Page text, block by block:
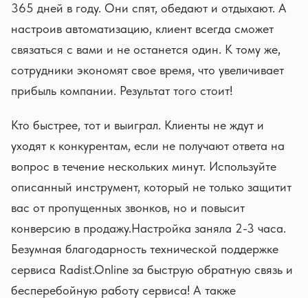
365 дней в году. Они спят, обедают и отдыхают. А
настроив автоматизацию, клиент всегда сможет
связаться с вами и не останется один. К тому же,
сотрудники экономят свое время, что увеличивает
прибыль компании. Результат того стоит!
Кто быстрее, тот и выиграл. Клиенты не ждут и
уходят к конкурентам, если не получают ответа на
вопрос в течение нескольких минут. Используйте
описанный инструмент, который не только защитит
вас от пропущенных звонков, но и повысит
конверсию в продажу.Настройка заняла 2-3 часа.
Безумная благодарность технической поддержке
сервиса Radist.Online за быструю обратную связь и
бесперебойную работу сервиса! А также